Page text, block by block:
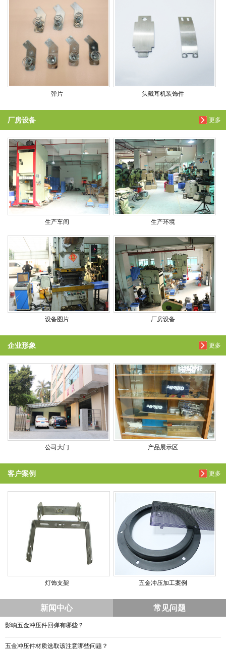
弹片 头戴耳机装饰件
更多
厂房设备
生产车间 生产环境
设备图片 厂房设备
更多
企业形象
公司大门 产品展示区
更多
客户案例
灯饰支架 五金冲压加工案例
新闻中心 常见问题
影响五金冲压件回弹有哪些？
五金冲压件材质选取该注意哪些问题？